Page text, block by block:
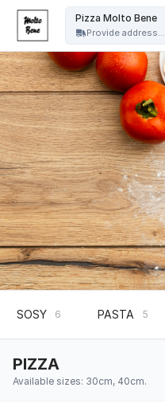
Pizza Molto Bene
Provide address...
SOSY 6 PASTA 5
PIZZA
Available sizes: 30cm, 40cm.